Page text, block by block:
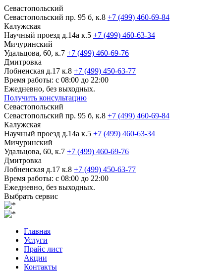
Севастопольский
Севастопольский пр. 95 б, к.8 +7 (499) 460-69-84
Калужская
Научный проезд д.14а к.5 +7 (499) 460-63-34
Мичуринский
Удальцова, 60, к.7 +7 (499) 460-69-76
Дмитровка
Лобненская д.17 к.8 +7 (499) 450-63-77
Время работы: с 08:00 до 22:00
Ежедневно, без выходных.
Получить консультацию
Севастопольский
Севастопольский пр. 95 б, к.8 +7 (499) 460-69-84
Калужская
Научный проезд д.14а к.5 +7 (499) 460-63-34
Мичуринский
Удальцова, 60, к.7 +7 (499) 460-69-76
Дмитровка
Лобненская д.17 к.8 +7 (499) 450-63-77
Время работы: с 08:00 до 22:00
Ежедневно, без выходных.
Выбрать сервис
Главная
Услуги
Прайс лист
Акции
Контакты